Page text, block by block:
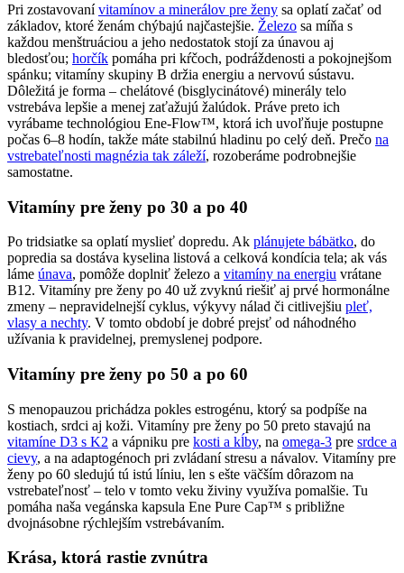
Pri zostavovanívitamínov a minerálov pre ženy sa oplatí začať od
základov, ktoré ženám chýbajú najčastejšie. Železo sa míňa s
každou menštruáciou a jeho nedostatok stojí za únavou aj
bledosťou; horčík pomáha pri kŕčoch, podráždenosti a pokojnejšom
spánku; vitamíny skupiny B držia energiu a nervovú sústavu.
Dôležitá je forma – chelátové (bisglycinátové) minerály telo
vstrebáva lepšie a menej zaťažujú žalúdok. Práve preto ich
vyrábame technológiou Ene-Flow™, ktorá ich uvoľňuje postupne
počas 6–8 hodín, takže máte stabilnú hladinu po celý deň. Prečo na
vstrebateľnosti magnézia tak záleží, rozoberáme podrobnejšie
samostatne.
Vitamíny pre ženy po 30 a po 40
Po tridsiatke sa oplatí myslieť dopredu. Ak plánujete bábätko, do
popredia sa dostáva kyselina listová a celková kondícia tela; ak vás
láme únava, pomôže doplniť železo a vitamíny na energiu vrátane
B12. Vitamíny pre ženy po 40 už zvyknú riešiť aj prvé hormonálne
zmeny – nepravidelnejší cyklus, výkyvy nálad či citlivejšiu pleť,
vlasy a nechty. V tomto období je dobré prejsť od náhodného
užívania k pravidelnej, premyslenej podpore.
Vitamíny pre ženy po 50 a po 60
S menopauzou prichádza pokles estrogénu, ktorý sa podpíše na
kostiach, srdci aj koži. Vitamíny pre ženy po 50 preto stavajú na
vitamíne D3 s K2 a vápniku pre kosti a kĺby, na omega-3 pre srdce a
cievy, a na adaptogénoch pri zvládaní stresu a návalov. Vitamíny pre
ženy po 60 sledujú tú istú líniu, len s ešte väčším dôrazom na
vstrebateľnosť – telo v tomto veku živiny využíva pomalšie. Tu
pomáha naša vegánska kapsula Ene Pure Cap™ s približne
dvojnásobne rýchlejším vstrebávaním.
Krása, ktorá rastie zvnútra